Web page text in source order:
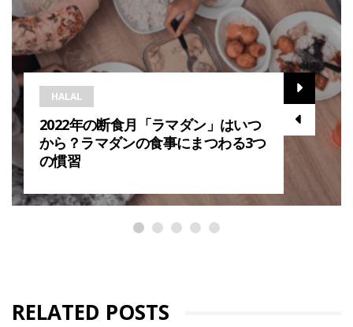
HALAL
2022年の断食月「ラマダン」はいつ
から？ラマダンの食事にまつわる3つ
の慣習
RELATED POSTS